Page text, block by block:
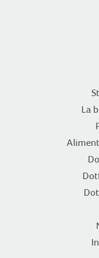
La